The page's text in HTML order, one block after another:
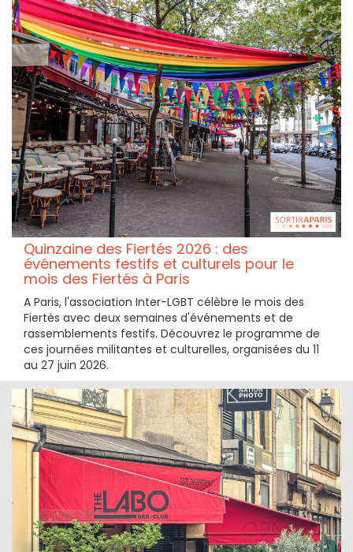
Quinzaine des Fiertés 2026 : des
événements festifs et culturels pour le
mois des Fiertés à Paris
A Paris, l'association Inter-LGBT célèbre le mois des
Fiertés avec deux semaines d'événements et de
rassemblements festifs. Découvrez le programme de
ces journées militantes et culturelles, organisées du 11
au 27 juin 2026.